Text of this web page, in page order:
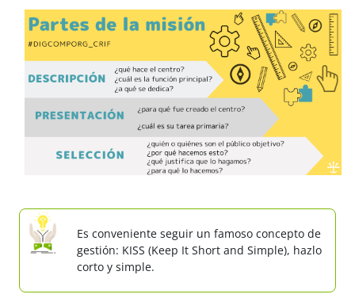
Es conveniente seguir un famoso concepto de
gestión: KISS (Keep It Short and Simple), hazlo
corto y simple.